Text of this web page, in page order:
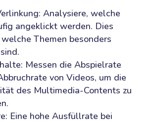
Analysiere, welche
angeklickt werden. Dies
Themen besonders
Messen die Abspielrate
von Videos, um die
des Multimedia-Contents zu
Eine hohe Ausfüllrate bei